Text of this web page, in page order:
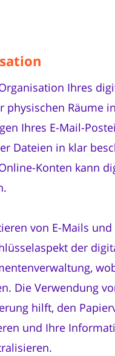
Ihres
physischen Räume
Ihres E-Mail-
Dateien in klar
Konten kann
von E-Mails
der
Die Verwendung
hilft, den
und Ihre